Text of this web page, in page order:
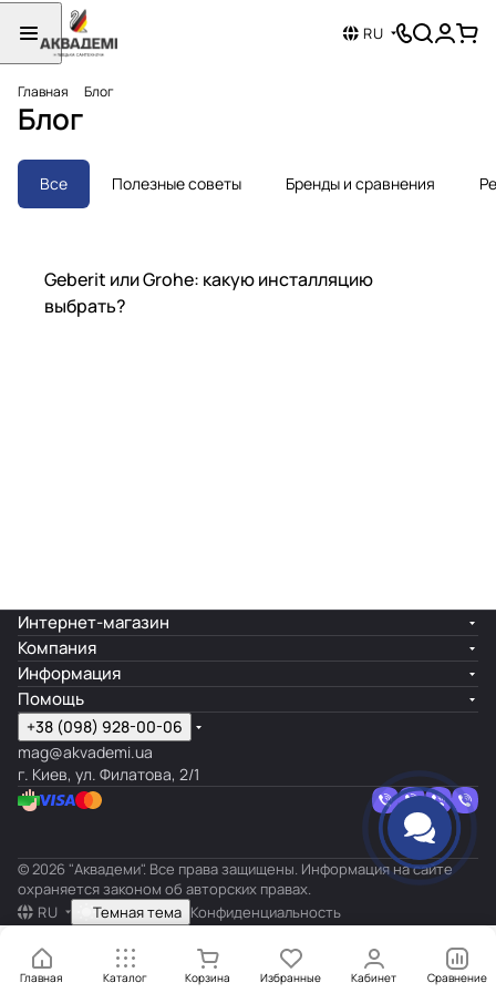
RU
Главная Блог
Блог
Все Полезные советы Бренды и сравнения
Бренды и сравнения
Geberit или Grohe: какую инсталляцию
выбрать?
Главная Каталог Корзина Избранные Кабинет Сравнение
Интернет-магазин
Компания
Информация
Помощь
+38 (098) 928-00-06
mag@akvademi.ua
г. Киев, ул. Филатова, 2/1
© 2026 "Аквадеми". Все права защищены. Информация на сайте
охраняется законом об авторских правах.
RU
Темная тема Конфиденциальность